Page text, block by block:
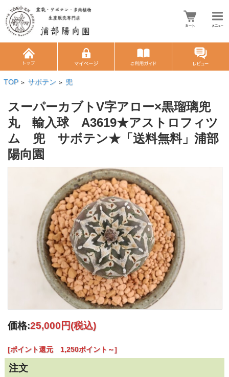
TOP > サボテン > 兜
スーパーカブトV字アロー×黒瑠璃兜
丸 輸入球 A3619★アストロフィツ
ム 兜 サボテン★「送料無料」浦部
陽向園
価格:25,000円(税込)
[ポイント還元 1,250ポイント～]
注文